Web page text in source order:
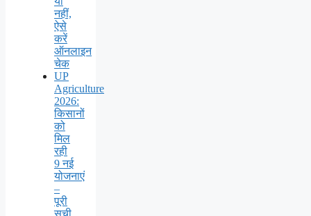
नहीं,
ऐसे
करें
ऑनलाइन
चेक
UP
Agriculture
2026:
किसानों
को
मिल
रही
9 नई
योजनाएं
–
पूरी